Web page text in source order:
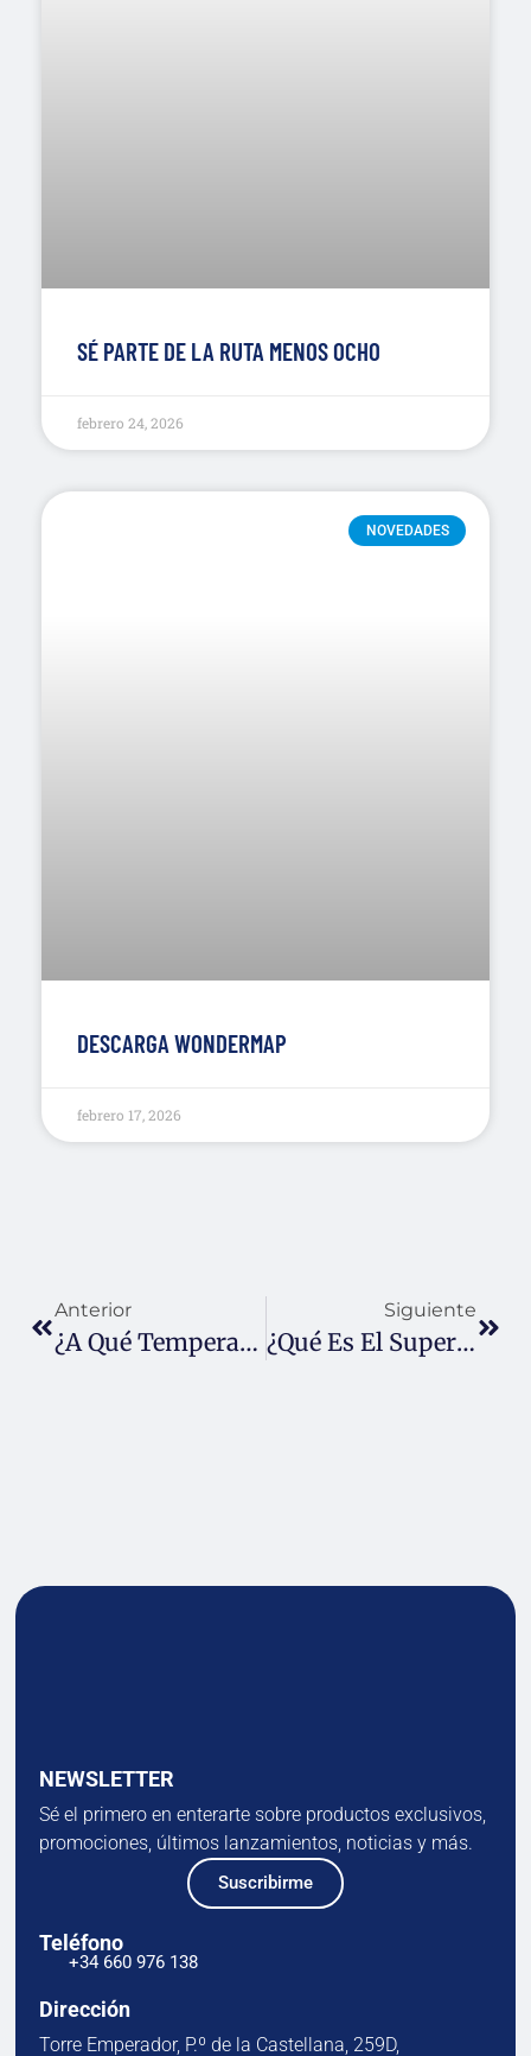
SÉ PARTE DE LA RUTA MENOS OCHO
febrero 24, 2026
NOVEDADES
DESCARGA WONDERMAP
febrero 17, 2026
Anterior
¿A Qué Temperatura Se Congela El Alcohol? Técnicas De Superenfriamiento
Siguiente
¿Qué Es El Superenfriamiento?
Teléfono
+34 660 976 138
Dirección
Torre Emperador, P.º de la Castellana, 259D,
NEWSLETTER
Sé el primero en enterarte sobre productos exclusivos,
promociones, últimos lanzamientos, noticias y más.
Suscribirme